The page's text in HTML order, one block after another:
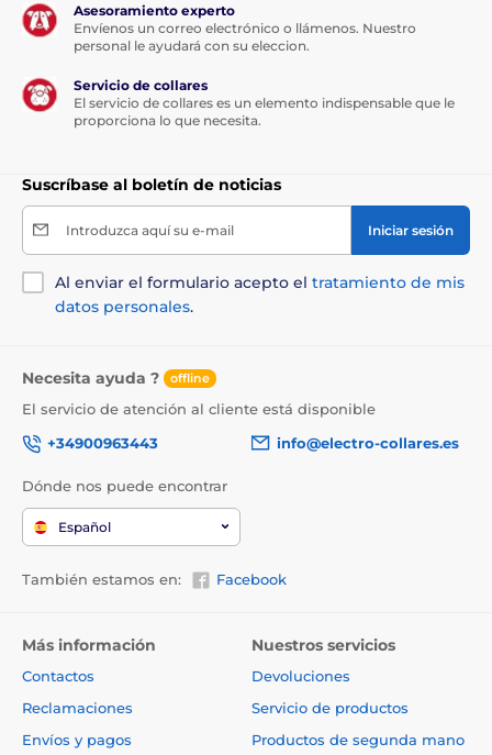
Asesoramiento experto
Envíenos un correo electrónico o llámenos. Nuestro
personal le ayudará con su eleccion.
Servicio de collares
El servicio de collares es un elemento indispensable que le
proporciona lo que necesita.
Suscríbase al boletín de noticias
Introduzca aquí su e-mail Iniciar sesión
Al enviar el formulario acepto el tratamiento de mis
datos personales.
Necesita ayuda ? offline
El servicio de atención al cliente está disponible
+34900963443
info@electro-collares.es
Dónde nos puede encontrar
Español
También estamos en: Facebook
Más información
Contactos
Reclamaciones
Envíos y pagos
Nuestros servicios
Devoluciones
Servicio de productos
Productos de segunda mano